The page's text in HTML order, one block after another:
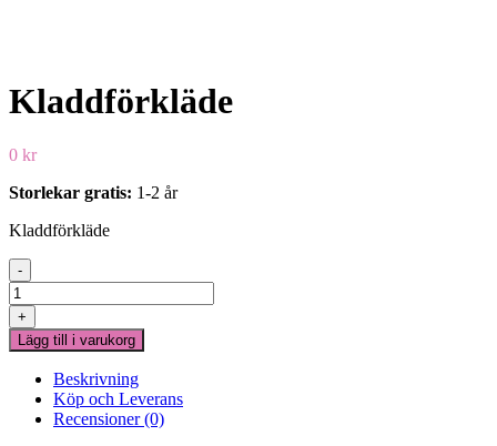
Kladdförkläde
0 kr
Storlekar gratis: 1-2 år
Kladdförkläde
-
Kladdförkläde
mängd
+
Lägg till i varukorg
Beskrivning
Köp och Leverans
Recensioner (0)